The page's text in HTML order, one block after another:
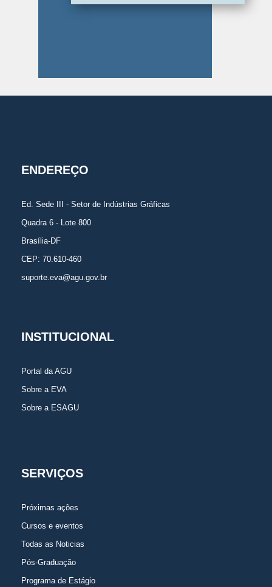
ENDEREÇO
Ed. Sede III - Setor de Indústrias Gráficas
Quadra 6 - Lote 800
Brasília-DF
CEP: 70.610-460
suporte.eva@agu.gov.br
INSTITUCIONAL
Portal da AGU
Sobre a EVA
Sobre a ESAGU
SERVIÇOS
Próximas ações
Cursos e eventos
Todas as Noticias
Pós-Graduação
Programa de Estágio